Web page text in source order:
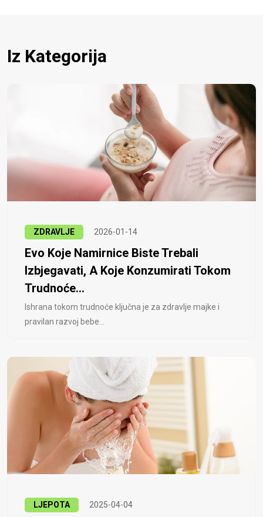
Iz Kategorija
ZDRAVLJE 2026-01-14
Evo Koje Namirnice Biste Trebali
Izbjegavati, A Koje Konzumirati Tokom
Trudnoće...
Ishrana tokom trudnoće ključna je za zdravlje majke i
pravilan razvoj bebe...
LJEPOTA 2025-04-04